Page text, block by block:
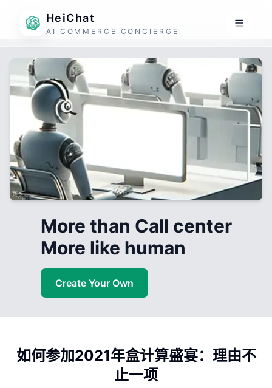
HeiChat
AI COMMERCE CONCIERGE
More than Call center
More like human
Create Your Own
如何参加2021年盒计算盛宴：理由不
止一项